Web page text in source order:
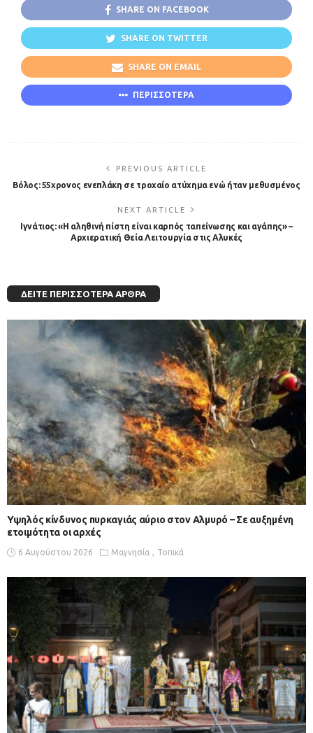
SHARE ON FACEBOOK
SHARE ON TWITTER
SHARE ON EMAIL
ΠΕΡΙΣΣΟΤΕΡΑ
PREVIOUS ARTICLE
Βόλος: 55χρονος ενεπλάκη σε τροχαίο ατύχημα ενώ ήταν μεθυσμένος
NEXT ARTICLE
Ιγνάτιος: «Η αληθινή πίστη είναι καρπός ταπείνωσης και αγάπης» –
Αρχιερατική Θεία Λειτουργία στις Αλυκές
ΔΕΊΤΕ ΠΕΡΙΣΣΌΤΕΡΑ ΆΡΘΡΑ
Υψηλός κίνδυνος πυρκαγιάς αύριο στον Αλμυρό – Σε αυξημένη
ετοιμότητα οι αρχές
6 Αυγούστου 2026 Μαγνησία Τοπικά